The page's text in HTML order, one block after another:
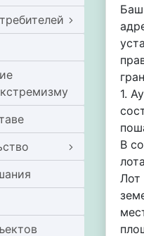
1.
В
Лот